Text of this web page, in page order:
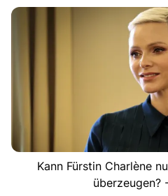
Kann Fürstin Charlène
überzeugen?